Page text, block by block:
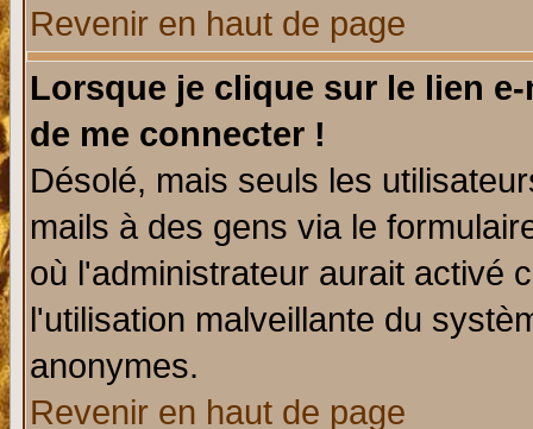
Revenir en haut de page
Lorsque je clique sur le lien
de me connecter !
Désolé, mais seuls les
mails à des gens via le
où l'administrateur aurait activé
l'utilisation malveillante du
anonymes.
Revenir en haut de page